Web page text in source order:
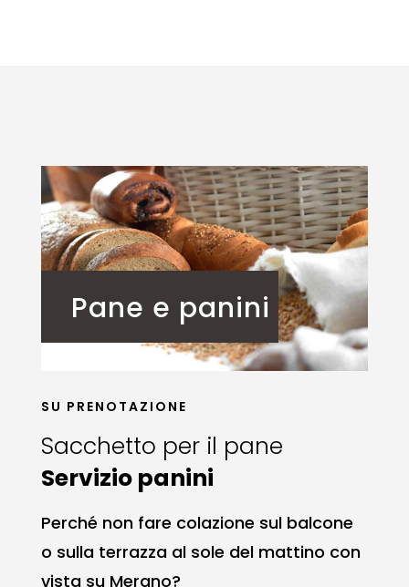
Pane e panini
SU PRENOTAZIONE
Sacchetto per il pane
Servizio panini
Perché non fare colazione sul balcone
o sulla terrazza al sole del mattino con
vista su Merano?